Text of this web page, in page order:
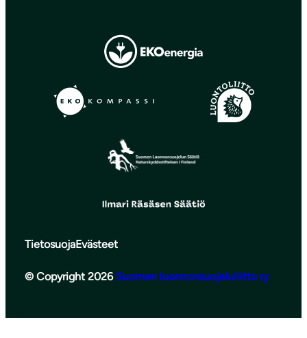
TietosuojaEvästeet
© Copyright 2026 Suomen luonnonsuojeluliitto ry